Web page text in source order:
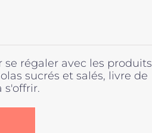
régaler avec les produits
sucrés et salés, livre de
s'offrir.